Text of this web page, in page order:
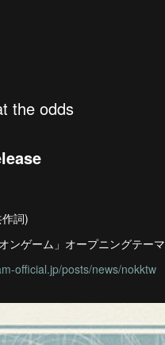
the odds
詞)
ンゲーム」オープニングテーマ
official.jp/posts/news/nokktw